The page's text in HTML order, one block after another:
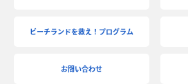
ビーチランドを救え！プログラム
お問い合わせ